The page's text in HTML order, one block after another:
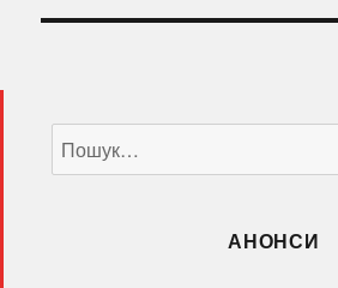
за
запитом:
АНОНСИ